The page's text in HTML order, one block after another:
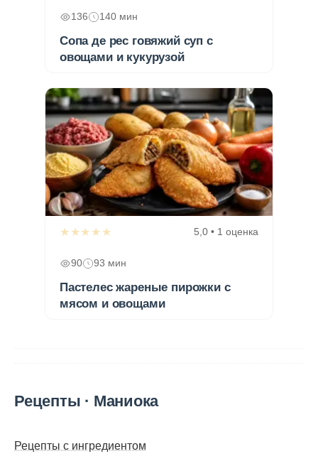
136 140 мин
Сопа де рес говяжий суп с
овощами и кукурузой
★★★★★ 5,0 • 1 оценка
90 93 мин
Пастелес жареные пирожки с
мясом и овощами
Рецепты · Маниока
Рецепты с ингредиентом